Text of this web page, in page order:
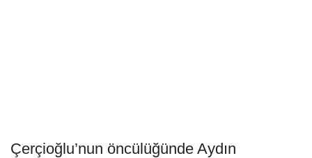
Çerçioğlu’nun öncülüğünde Aydın